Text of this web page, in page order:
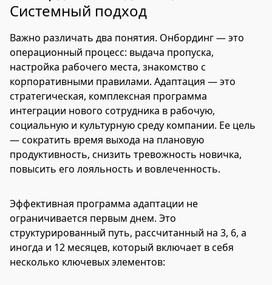
Системный подход
Важно различать два понятия. Онбординг — это
операционный процесс: выдача пропуска,
настройка рабочего места, знакомство с
корпоративными правилами. Адаптация — это
стратегическая, комплексная программа
интеграции нового сотрудника в рабочую,
социальную и культурную среду компании. Ее цель
— сократить время выхода на плановую
продуктивность, снизить тревожность новичка,
повысить его лояльность и вовлеченность.
Эффективная программа адаптации не
ограничивается первым днем. Это
структурированный путь, рассчитанный на 3, 6, а
иногда и 12 месяцев, который включает в себя
несколько ключевых элементов: